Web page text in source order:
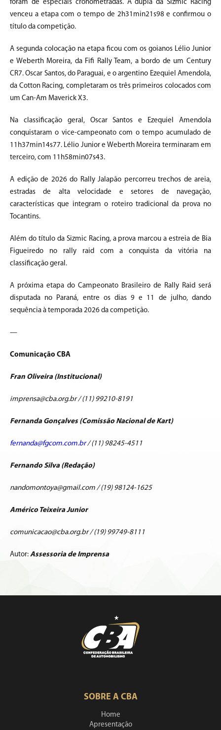
foram de especiais cronometradas. A dupla da Sizmic Racing
venceu a etapa com o tempo de 2h31min21s98 e confirmou o
título da competição.
A segunda colocação na etapa ficou com os goianos Lélio Junior
e Weberth Moreira, da Fifi Rally Team, a bordo de um Century
CR7. Oscar Santos, do Paraguai, e o argentino Ezequiel Amendola,
da Cotton Racing, completaram os três primeiros colocados com
um Can-Am Maverick X3.
Na classificação geral, Oscar Santos e Ezequiel Amendola
conquistaram o vice-campeonato com o tempo acumulado de
11h37min14s77. Lélio Junior e Weberth Moreira terminaram em
terceiro, com 11h58min07s43.
A edição de 2026 do Rally Jalapão percorreu trechos de areia,
estradas de alta velocidade e setores de navegação,
características que integram o roteiro tradicional da prova no
Tocantins.
Além do título da Sizmic Racing, a prova marcou a estreia de Bia
Figueiredo no rally raid com a conquista da vitória na
classificação geral.
A próxima etapa do Campeonato Brasileiro de Rally Raid será
disputada no Paraná, entre os dias 9 e 11 de julho, dando
sequência à temporada 2026 da competição.
—
Comunicação CBA
Fran Oliveira (Institucional)
imprensa@cba.org.br / (11) 99210-8191
Fernanda Gonçalves (Comissão Nacional de Kart)
fernanda@fgcom.com.br/ (11) 98245-4511
Fernando Silva (Redação)
nandomontoya@gmail.com / (19) 98124-1625
Américo Teixeira Junior
comunicacao@cba.org.br / (19) 99749-8111
Autor: Assessoria de Imprensa
SOBRE A CBA
Home
Apresentação